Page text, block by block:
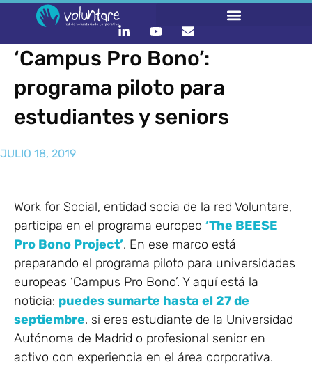
‘Campus Pro Bono’:
programa piloto para
estudiantes y seniors
JULIO 18, 2019
Work for Social, entidad socia de la red Voluntare,
participa en el programa europeo ‘The BEESE
Pro Bono Project’. En ese marco está
preparando el programa piloto para universidades
europeas ‘Campus Pro Bono’. Y aquí está la
noticia: puedes sumarte hasta el 27 de
septiembre, si eres estudiante de la Universidad
Autónoma de Madrid o profesional senior en
activo con experiencia en el área corporativa.